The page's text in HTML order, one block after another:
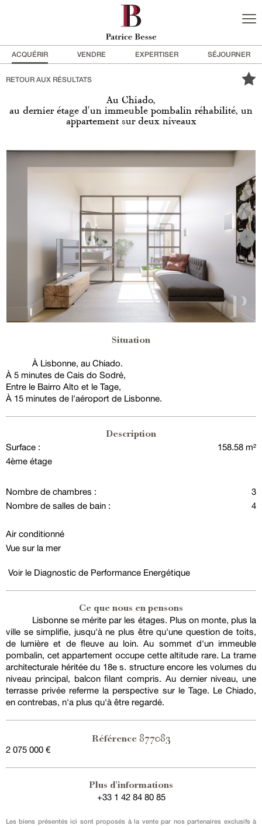
ACQUÉRIR VENDRE EXPERTISER SÉJOURNER
RETOUR AUX RÉSULTATS
Au Chiado,
au dernier étage d'un immeuble pombalin réhabilité, un
appartement sur deux niveaux
Situation
À Lisbonne, au Chiado.
À 5 minutes de Cais do Sodré,
Entre le Bairro Alto et le Tage,
À 15 minutes de l'aéroport de Lisbonne.
Description
Surface :
158.58 m²
4ème étage
Nombre de chambres :
3
Nombre de salles de bain :
4
Air conditionné
Vue sur la mer
Voir le Diagnostic de Performance Energétique
Ce que nous en pensons
Lisbonne se mérite par les étages. Plus on monte, plus la
ville se simplifie, jusqu'à ne plus être qu'une question de toits,
de lumière et de fleuve au loin. Au sommet d'un immeuble
pombalin, cet appartement occupe cette altitude rare. La trame
architecturale héritée du 18e s. structure encore les volumes du
niveau principal, balcon filant compris. Au dernier niveau, une
terrasse privée referme la perspective sur le Tage. Le Chiado,
en contrebas, n'a plus qu'à être regardé.
Référence 877083
2 075 000 €
Plus d'informations
+33 1 42 84 80 85
Les biens présentés ici sont proposés à la vente par nos partenaires exclusifs à